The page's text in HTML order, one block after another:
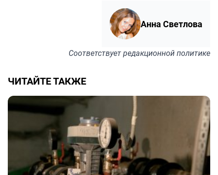
Анна Светлова
Соответствуетредакционной политике
ЧИТАЙТЕ ТАКЖЕ